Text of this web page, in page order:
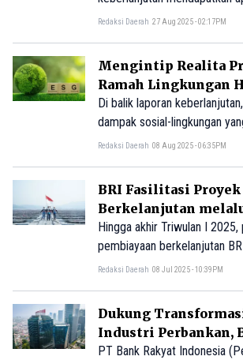
KEHATI ESG Award 2025.
Redaksi Daerah 27 Aug 2025 - 02:17PM
Mengintip Realita
Ramah Lingkungan
Klaim
Di balik laporan
dampak sosial-lingkungan
perusahaan besar pada
Redaksi Daerah 08 Aug 2025 - 06:35PM
BRI Fasilitasi Proyek
Berkelanjutan
Financing yang
Hingga akhir Triwulan I
pembiayaan berkelanjutan
tumbuh dan kini telah
Redaksi Daerah 08 Jul 2025 - 10:39PM
Dukung
Industri Perbankan,
Portofolio Green
PT Bank Rakyat Indonesia